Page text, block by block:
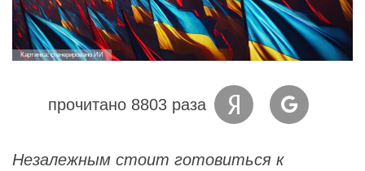
Картинка: сгенерировано ИИ
прочитано 8803 раза
Незалежным стоит готовиться к